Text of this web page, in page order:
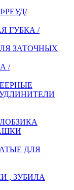
ГУБКА /
ЗАТОЧНЫХ
/
ДЛЯ
, ЗУБИЛА